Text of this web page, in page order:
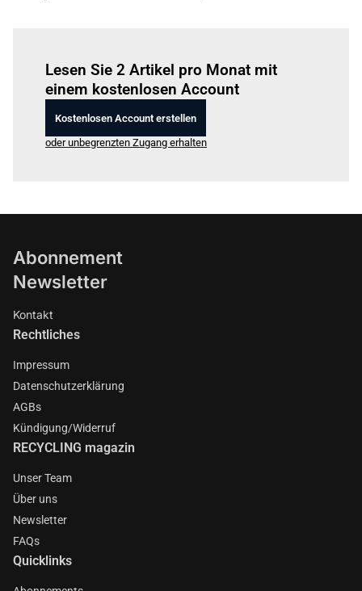
Lesen Sie 2 Artikel pro Monat mit
einem kostenlosen Account
Kostenlosen Account erstellen
oder unbegrenzten Zugang erhalten
Abonnement
Newsletter
Kontakt
Rechtliches
Impressum
Datenschutzerklärung
AGBs
Kündigung/Widerruf
RECYCLING magazin
Unser Team
Über uns
Newsletter
FAQs
Quicklinks